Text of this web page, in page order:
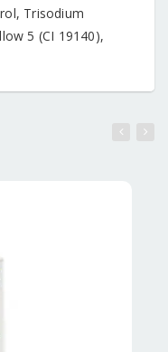
Trisodium
5 (CI 19140),